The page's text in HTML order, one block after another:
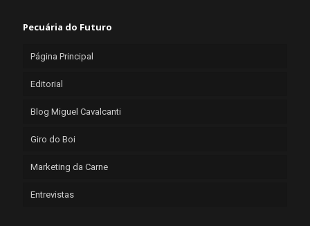
Pecuária do Futuro
Página Principal
Editorial
Blog Miguel Cavalcanti
Giro do Boi
Marketing da Carne
Entrevistas